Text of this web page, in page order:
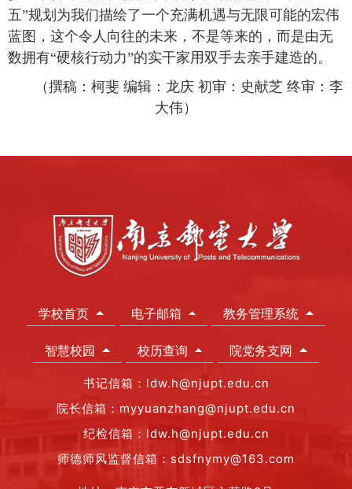
五”规划为我们描绘了一个充满机遇与无限可能的宏伟
蓝图，这个令人向往的未来，不是等来的，而是由无
数拥有“硬核行动力”的实干家用双手去亲手建造的。
（撰稿：柯斐 编辑：龙庆 初审：史献芝 终审：李
大伟）
学校首页 电子邮箱 教务管理系统
智慧校园 校历查询 院党务支网
书记信箱：ldw.h@njupt.edu.cn
院长信箱：myyuanzhang@njupt.edu.cn
纪检信箱：ldw.h@njupt.edu.cn
师德师风监督信箱：sdsfnymy@163.com